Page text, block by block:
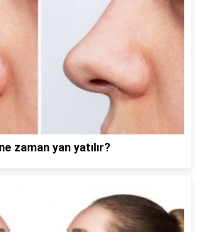
zaman yan yatılır?